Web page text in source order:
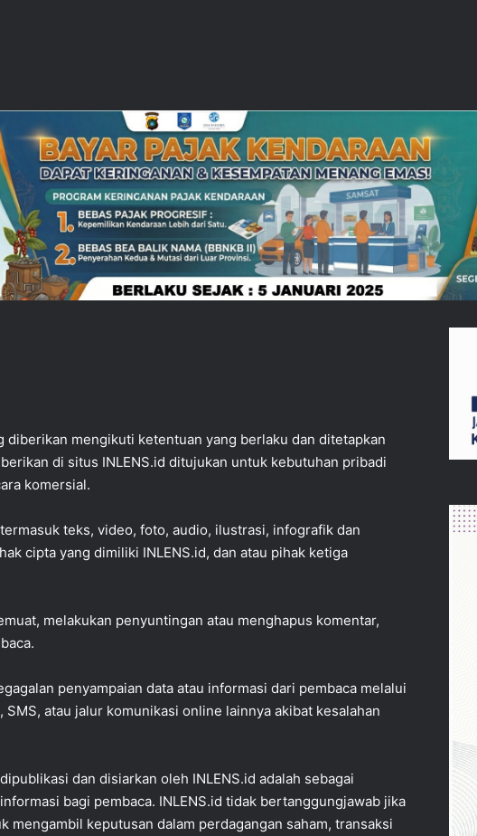
diberikan mengikuti ketentuan yang berlaku dan ditetapkan
di situs INLENS.id ditujukan untuk kebutuhan pribadi
komersial.
teks, video, foto, audio, ilustrasi, infografik dan
cipta yang dimiliki INLENS.id, dan atau pihak ketiga
melakukan penyuntingan atau menghapus komentar,
penyampaian data atau informasi dari pembaca melalui
atau jalur komunikasi online lainnya akibat kesalahan
dan disiarkan oleh INLENS.id adalah sebagai
bagi pembaca. INLENS.id tidak bertanggungjawab jika
mengambil keputusan dalam perdagangan saham, transaksi